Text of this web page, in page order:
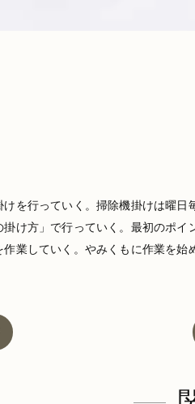
けを行っていく。掃除機掛けは曜
掛け方」で行っていく。最初のポ
作業していく。やみくもに作業を